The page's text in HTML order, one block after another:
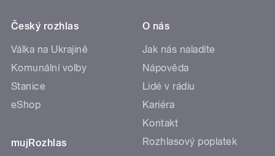
Český rozhlas
Válka na Ukrajině
Komunální volby
Stanice
eShop
mujRozhlas
O nás
Jak nás naladíte
Nápověda
Lidé v rádiu
Kariéra
Kontakt
Rozhlasový poplatek